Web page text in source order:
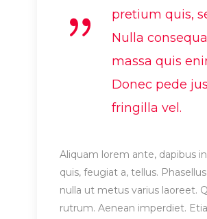
pretium quis,
Nulla
massa quis
Donec pede
fringilla vel.
Aliquam lorem ante, dapibus
quis, feugiat a, tellus.
nulla ut metus varius laoreet.
rutrum. Aenean imperdiet.